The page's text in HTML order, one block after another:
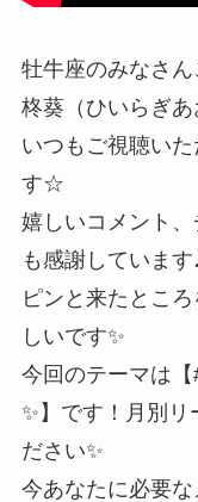
牡牛座のみなさん
柊葵（ひいらぎ
いつもご視聴い
す☆
嬉しいコメント
も感謝しています
ピンと来たとこ
しいです✨
今回のテーマは
✨】です！月別リ
ださい✨
今あなたに必要